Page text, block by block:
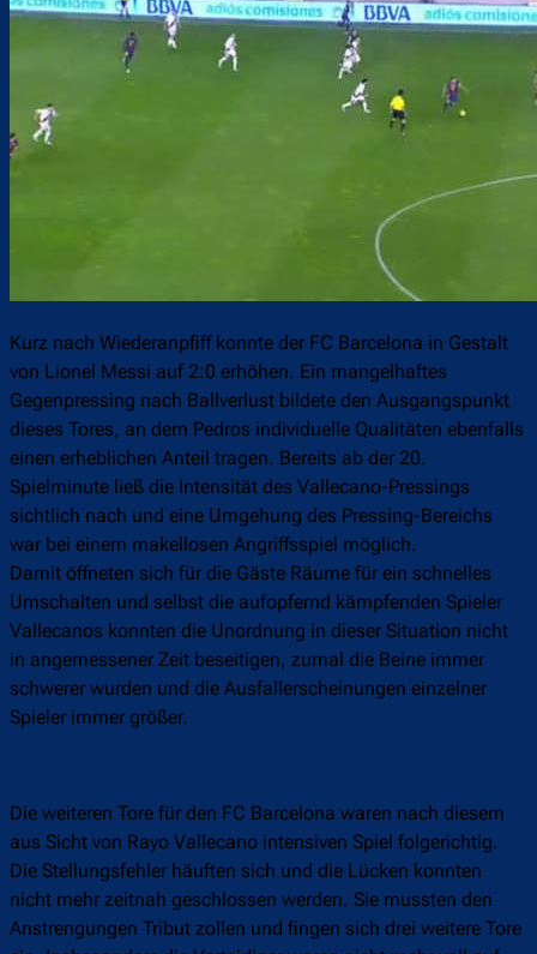
Kurz nach Wiederanpfiff konnte der FC Barcelona in Gestalt
von Lionel Messi auf 2:0 erhöhen. Ein mangelhaftes
Gegenpressing nach Ballverlust bildete den Ausgangspunkt
dieses Tores, an dem Pedros individuelle Qualitäten ebenfalls
einen erheblichen Anteil tragen. Bereits ab der 20.
Spielminute ließ die Intensität des Vallecano-Pressings
sichtlich nach und eine Umgehung des Pressing-Bereichs
war bei einem makellosen Angriffsspiel möglich.
Damit öffneten sich für die Gäste Räume für ein schnelles
Umschalten und selbst die aufopfernd kämpfenden Spieler
Vallecanos konnten die Unordnung in dieser Situation nicht
in angemessener Zeit beseitigen, zumal die Beine immer
schwerer wurden und die Ausfallerscheinungen einzelner
Spieler immer größer.
Die weiteren Tore für den FC Barcelona waren nach diesem
aus Sicht von Rayo Vallecano intensiven Spiel folgerichtig.
Die Stellungsfehler häuften sich und die Lücken konnten
nicht mehr zeitnah geschlossen werden. Sie mussten den
Anstrengungen Tribut zollen und fingen sich drei weitere Tore